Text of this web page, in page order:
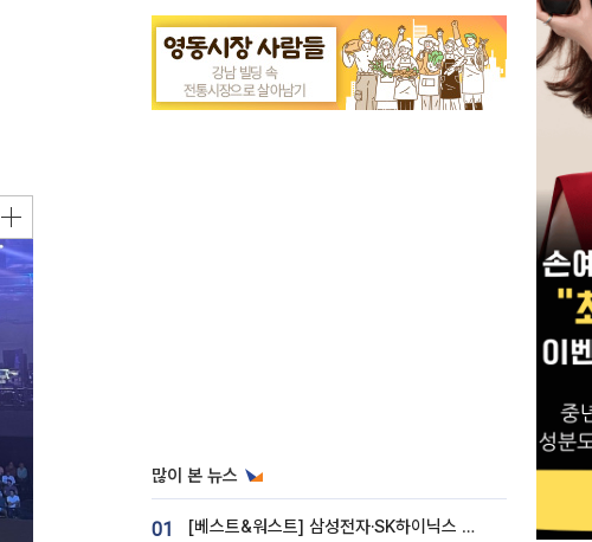
많이 본 뉴스
01 [베스트&워스트] 삼성전자·SK하이닉스 밀린 한 주…상상인증권은 85% 급등